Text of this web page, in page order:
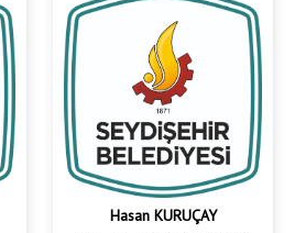
Hasan KURUÇAY